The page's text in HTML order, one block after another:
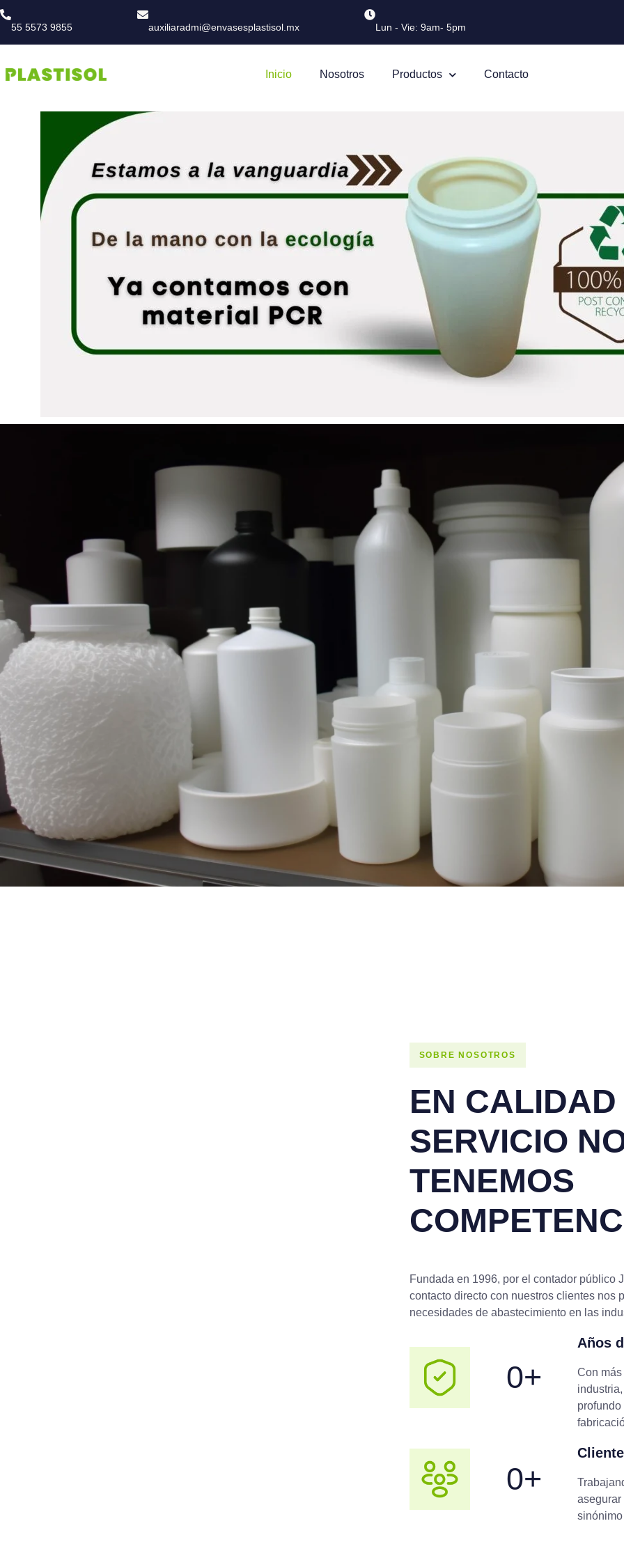
55 5573 9855 auxiliaradmi@envasesplastisol.mx Lun - Vie: 9am- 5pm
Inicio Nosotros Productos Contacto
SOBRE NOSOTROS
EN CALIDAD
SERVICIO
TENEMOS
Fundada en 1996, por el contador público
contacto directo con nuestros clientes nos
necesidades de abastecimiento en las
0+
Años
Con
0+
asegurar